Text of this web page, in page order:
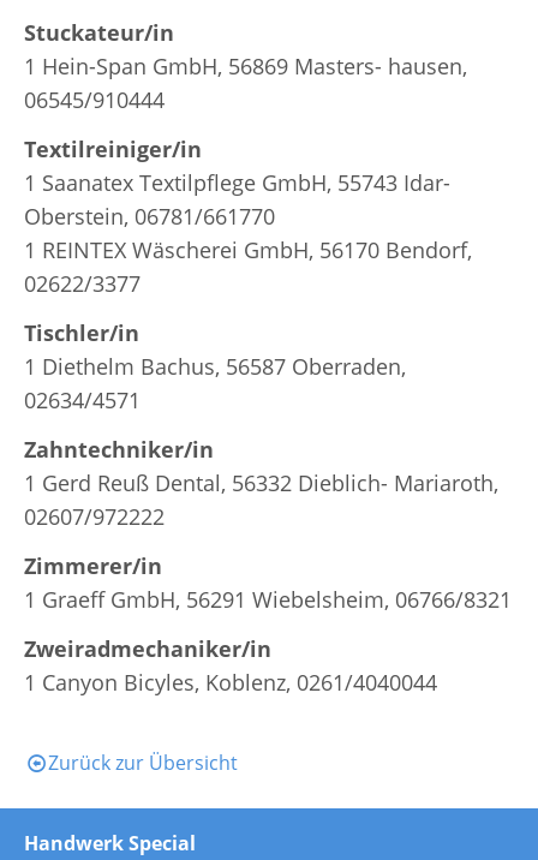
Stuckateur/in
1 Hein-Span GmbH, 56869 Masters- hausen,
06545/910444
Textilreiniger/in
1 Saanatex Textilpflege GmbH, 55743 Idar-
Oberstein, 06781/661770
1 REINTEX Wäscherei GmbH, 56170 Bendorf,
02622/3377
Tischler/in
1 Diethelm Bachus, 56587 Oberraden,
02634/4571
Zahntechniker/in
1 Gerd Reuß Dental, 56332 Dieblich- Mariaroth,
02607/972222
Zimmerer/in
1 Graeff GmbH, 56291 Wiebelsheim, 06766/8321
Zweiradmechaniker/in
1 Canyon Bicyles, Koblenz, 0261/4040044
Zurück zur Übersicht
Handwerk Special